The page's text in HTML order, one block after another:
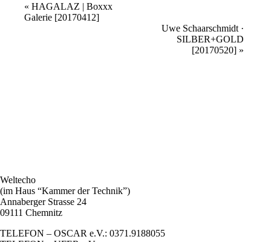
Veranstaltung
Navigation
« HAGALAZ | Boxxx
Galerie [20170412]
Uwe Schaarschmidt ·
SILBER+GOLD
[20170520] »
Weltecho
(im Haus “Kammer der Technik”)
Annaberger Strasse 24
09111 Chemnitz
TELEFON – OSCAR e.V.: 0371.9188055